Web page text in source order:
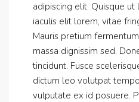
adipiscing elit. Quisque ut
iaculis elit lorem, vitae
Mauris pretium
massa dignissim sed.
tincidunt. Fusce
dictum leo volutpat
vulputate ex id posuere.